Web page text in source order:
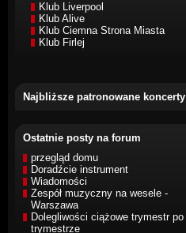
Klub Liverpool
Klub Alive
Klub Ciemna Strona Miasta
Klub Firlej
Najbliższe patronowane koncerty
Ostatnie posty na forum
przegląd domu
Doradźcie instrument
Wiadomości
Zespół muzyczny na wesele -
Warszawa
Dolegliwości ciążowe trymestr po
trymestrze